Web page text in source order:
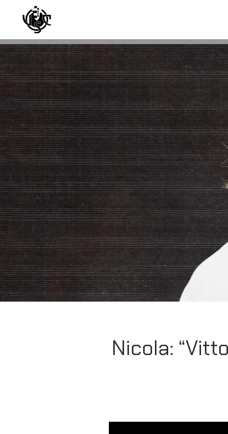
Skip to main content
Nicola: